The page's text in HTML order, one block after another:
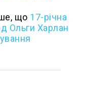
що 17-річна
Ольги Харлан